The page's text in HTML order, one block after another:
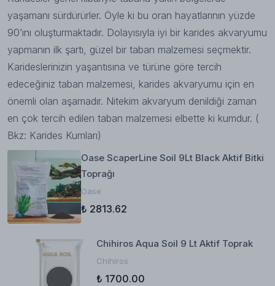
yaşamanı sürdürürler. Öyle ki bu oran hayatlarının yüzde
90’ını oluşturmaktadır. Dolayısıyla iyi bir karides akvaryumu
yapmanın ilk şartı, güzel bir taban malzemesi seçmektir.
Karideslerinizin yaşantısına ve türüne göre tercih
edeceğiniz taban malzemesi, karides akvaryumu için en
önemli olan aşamadır. Nitekim akvaryum denildiği zaman
en çok tercih edilen taban malzemesi elbette ki kumdur. (
Bkz: Karides Kumları)
Oase ScaperLine Soil 9Lt Black Aktif Bitki
Toprağı
Oase
₺ 2813.62
Chihiros Aqua Soil 9 Lt Aktif Toprak
Chihiros
₺ 1700.00